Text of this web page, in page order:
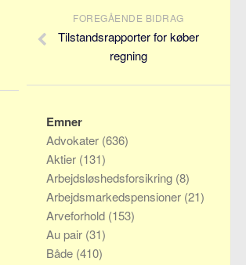
FOREGÅENDE BIDRAG
Tilstandsrapporter for køber
regning
Emner
Advokater (636)
Aktier (131)
Arbejdsløshedsforsikring (8)
Arbejdsmarkedspensioner (21)
Arveforhold (153)
Au pair (31)
Både (410)